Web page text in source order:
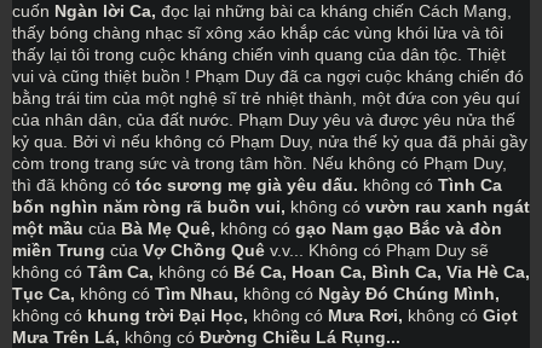
cuốn Ngàn lời Ca, đọc lại những bài ca kháng chiến Cách Mạng,
thấy bóng chàng nhạc sĩ xông xáo khắp các vùng khói lửa và tôi
thấy lại tôi trong cuộc kháng chiến vinh quang của dân tộc. Thiệt
vui và cũng thiệt buồn ! Phạm Duy đã ca ngợi cuộc kháng chiến đó
bằng trái tim của một nghệ sĩ trẻ nhiệt thành, một đứa con yêu quí
của nhân dân, của đất nước. Phạm Duy yêu và được yêu nửa thế
kỷ qua. Bởi vì nếu không có Phạm Duy, nửa thế kỷ qua đã phải gầy
còm trong trang sức và trong tâm hồn. Nếu không có Phạm Duy,
thì đã không có tóc sương mẹ già yêu dấu. không có Tình Ca
bốn nghìn năm ròng rã buồn vui, không có vườn rau xanh ngát
một mầu của Bà Mẹ Quê, không có gạo Nam gạo Bắc và đòn
miền Trung của Vợ Chồng Quê v.v... Không có Phạm Duy sẽ
không có Tâm Ca, không có Bé Ca, Hoan Ca, Bình Ca, Vỉa Hè Ca,
Tục Ca, không có Tìm Nhau, không có
không có khung trời Đại Học, không có Mưa Rơi, không có Giọt
Mưa Trên Lá, không có Đường Chiều Lá Rụng...